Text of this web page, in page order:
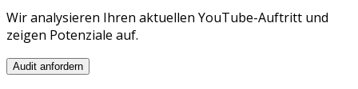
Wir analysieren Ihren aktuellen YouTube-Auftritt und
zeigen Potenziale auf.
Audit anfordern